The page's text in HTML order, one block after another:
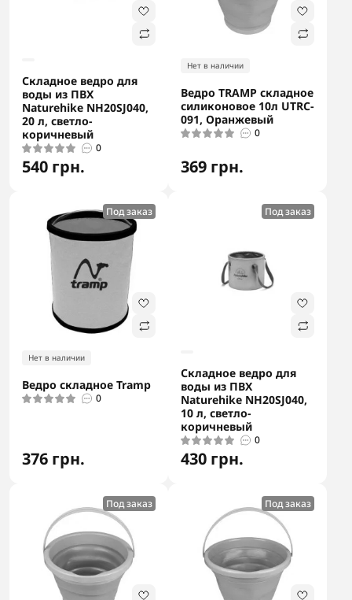
Складное ведро для
воды из ПВХ
Naturehike NH20SJ040,
20 л, светло-
коричневый
0
540 грн.
Нет в наличии
Ведро TRAMP складное
силиконовое 10л UTRC-
091, Оранжевый
0
369 грн.
Под заказ
Нет в наличии
Ведро складное Tramp
0
376 грн.
Под заказ
Складное ведро для
воды из ПВХ
Naturehike NH20SJ040,
10 л, светло-
коричневый
0
430 грн.
Под заказ Под заказ